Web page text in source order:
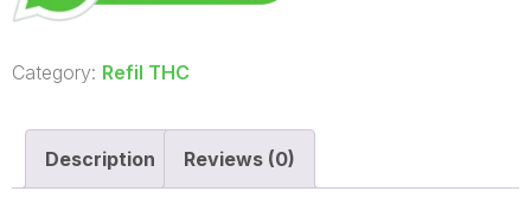
Category: Refil THC
Description Reviews (0)